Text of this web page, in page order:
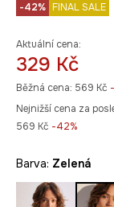
-42% FINAL SALE
Aktuální cena:
329 Kč
Běžná cena: 569 Kč
Nejnižší cena za
569 Kč -42%
Barva: zelená